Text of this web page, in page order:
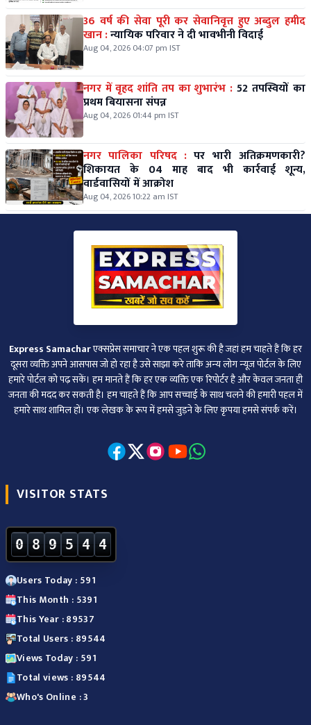
36 वर्ष की सेवा पूरी कर सेवानिवृत्त हुए अब्दुल हमीद
खान :न्यायिक परिवार ने दी भावभीनी विदाई
Aug 04, 2026 04:07 pm IST
नगर में वृहद शांति तप का शुभारंभ : 52 तपस्वियों का
प्रथम बियासना संपन्न
Aug 04, 2026 01:44 pm IST
नगर पालिका परिषद : पर भारी अतिक्रमणकारी?
शिकायत के 04 माह बाद भी कार्रवाई शून्य,
वार्डवासियों में आक्रोश
Aug 04, 2026 10:22 am IST
Express Samacharएक्सप्रेस समाचार ने एक पहल शुरू की है जहां हम चाहते हैं कि हर
दूसरा व्‍यक्ति अपने आसपास जो हो रहा है उसे साझा करे ताकि अन्‍य लोग न्‍यूज पोर्टल के लिए
हमारे पोर्टल को पढ़ सकें। हम मानते हैं कि हर एक व्यक्ति एक रिपोर्टर है और केवल जनता ही
जनता की मदद कर सकती है। हम चाहते हैं कि आप सच्चाई के साथ चलने की हमारी पहल में
हमारे साथ शामिल हों। एक लेखक के रूप में हमसे जुड़ने के लिए कृपया हमसे संपर्क करें।
VISITOR STATS
0 8 9 5 4 4
Users Today : 591
This Month : 5391
This Year : 89537
Total Users : 89544
Views Today : 591
Total views : 89544
Who's Online : 3